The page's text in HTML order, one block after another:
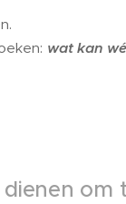
wat kan
om